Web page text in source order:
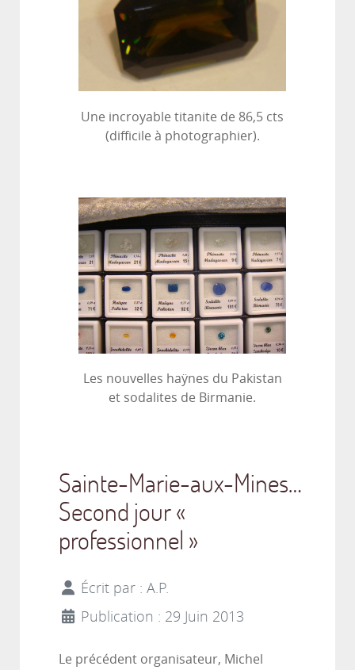
Une incroyable titanite de 86,5 cts
(difficile à photographier).
Les nouvelles haÿnes du Pakistan
et sodalites de Birmanie.
Sainte-Marie-aux-Mines…
Second jour «
professionnel »
Écrit par : A.P.
Publication : 29 Juin 2013
Le précédent organisateur, Michel